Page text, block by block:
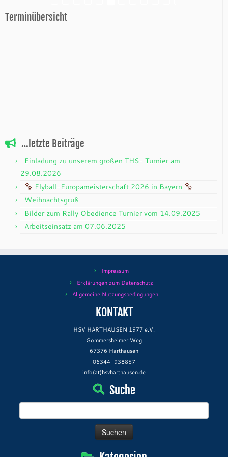
Terminübersicht
…letzte Beiträge
Einladung zu unserem großen THS- Turnier am
29.08.2026
Flyball-Europameisterschaft 2026 in Bayern
Weihnachtsgruß
Bilder zum Rally Obedience Turnier vom 14.09.2025
Arbeitseinsatz am 07.06.2025
Impressum
Erklärungen zum Datenschutz
Allgemeine Nutzungsbedingungen
KONTAKT
HSV HARTHAUSEN 1977 e.V.
Gommersheimer Weg
67376 Harthausen
06344-938857
info(at)hsvharthausen.de
Suche